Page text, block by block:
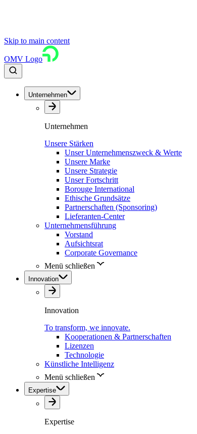
Skip to main content
OMV Logo
Unternehmen
Unternehmen
Unsere Stärken
Unser Unternehmenszweck & Werte
Unsere Marke
Unsere Strategie
Unser Fortschritt
Borouge International
Ethische Grundsätze
Partnerschaften (Sponsoring)
Lieferanten-Center
Unternehmensführung
Vorstand
Aufsichtsrat
Corporate Governance
Menü schließen
Innovation
Innovation
To transform, we innovate.
Kooperationen & Partnerschaften
Lizenzen
Technologie
Künstliche Intelligenz
Menü schließen
Expertise
Expertise